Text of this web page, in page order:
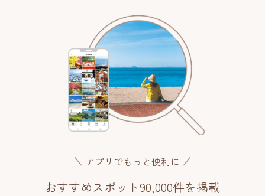
アプリでもっと便利に
おすすめスポット90,000件を掲載